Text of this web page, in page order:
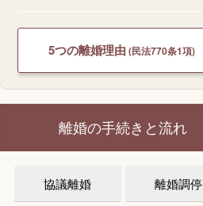
5つの離婚理由 (民法770条1項)
離婚の手続きと流れ
協議離婚 離婚調停